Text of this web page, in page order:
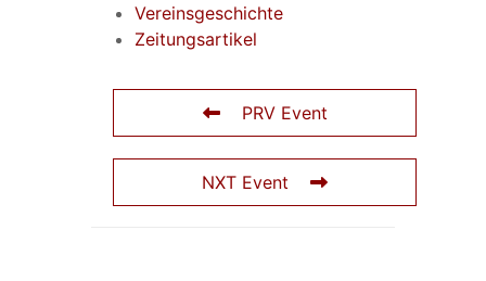
Vereinsgeschichte
Zeitungsartikel
PRV Event
NXT Event